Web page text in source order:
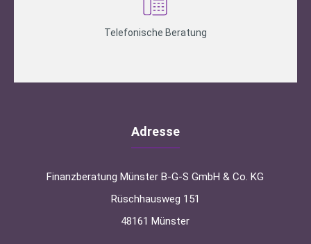
Telefonische Beratung
Adresse
Finanzberatung Münster B-G-S GmbH & Co. KG
Rüschhausweg 151
48161 Münster